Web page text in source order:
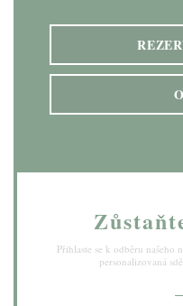
Přihlaste se k odběru našeho
personalizovaná